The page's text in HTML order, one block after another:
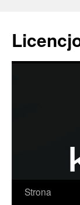
Strona